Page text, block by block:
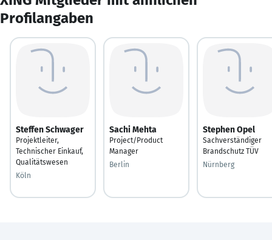
Profilangaben
Steffen Schwager
Projektleiter,
Technischer Einkauf,
Qualitätswesen
Köln
Sachi Mehta
Project/Product
Manager
Berlin
Stephen Opel
Sachverständiger
Brandschutz TÜV
Nürnberg